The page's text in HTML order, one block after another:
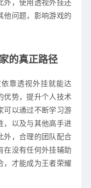
外，使用透视外挂还
他问题，影响游戏的
的真正路径
靠透视外挂就能达
优势，提升个人技术
可以通过不断学习游
，以及与其他高手进
外，合理的团队配合
在没有任何外挂辅助
，才能成为王者荣耀